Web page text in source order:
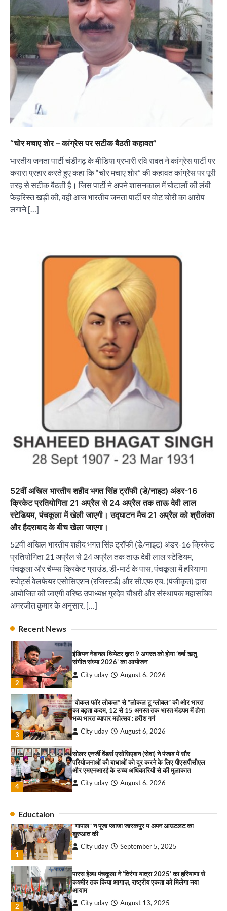
“चोर मचाए शोर – कांग्रेस पर सटीक बैठती कहावत”
भारतीय जनता पार्टी चंडीगढ़ के मीडिया प्रभारी रवि रावत ने कांग्रेस पार्टी पर
करारा प्रहार करते हुए कहा कि “चोर मचाए शोर” की कहावत कांग्रेस पर पूरी
तरह से सटीक बैठती है। जिस पार्टी ने अपने शासनकाल में घोटालों की लंबी
फेहरिस्त खड़ी की, वही आज भारतीय जनता पार्टी पर वोट चोरी का आरोप
लगाने […]
52वीं अखिल भारतीय शहीद भगत सिंह ट्रॉफी (डे/नाइट) अंडर-16
क्रिकेट प्रतियोगिता 21 अप्रैल से 24 अप्रैल तक ताऊ देवी लाल
स्टेडियम, पंचकूला में खेली जाएगी। उद्घाटन मैच 21 अप्रैल को श्रीलंका
और हैदराबाद के बीच खेला जाएगा।
52वीं अखिल भारतीय शहीद भगत सिंह ट्रॉफी (डे/नाइट) अंडर-16 क्रिकेट
प्रतियोगिता 21 अप्रैल से 24 अप्रैल तक ताऊ देवी लाल स्टेडियम,
पंचकूला और चैम्प्स क्रिकेट ग्राउंड, डी-मार्ट के पास, पंचकूला में हरियाणा
स्पोर्ट्स वेलफेयर एसोसिएशन (रजिस्टर्ड) और सी.एफ एच. (पंजीकृत) द्वारा
आयोजित की जाएगी वरिष्ठ उपाध्यक्ष गुरदेव चौधरी और संस्थापक महासचिव
अमरजीत कुमार के अनुसार, […]
Recent News
इंडियन नेशनल थियेटर द्वारा 9 अगस्त को होगा ‘वर्षा ऋतु
संगीत संध्या 2026’ का आयोजन
City uday August 6, 2026
3
“वोकल फॉर लोकल” से “लोकल टू ग्लोबल” की ओर भारत
का बढ़ता कदम, 12 से 15 अगस्त तक भारत मंडपम में होगा
भव्य भारत व्यापार महोत्सव : हरीश गर्ग
4
सोलर एनर्जी वेंडर्स एसोसिएशन (सेवा) ने पंजाब में सौर
परियोजनाओं की बाधाओं को दूर करने के लिए पीएसपीसीएल
और एमएनआरई के उच्च अधिकारियों से की मुलाकात
City uday August 6, 2026
सेंट कबीर पब्लिक स्कूल ने ‘पैनटोमैथिक्स’ नाम से ऑल
इंडिया इंटर-स्कूल क्विज़ चैंपियनशिप का सफल आयोजन
किया
City uday August 10, 2026
2
इंडियन नेशनल थियेटर द्वारा 9 अगस्त को होगा ‘वर्षा ऋतु
संगीत संध्या 2026’ का आयोजन
City uday August 6, 2026
3
“वोकल फॉर लोकल” से “लोकल टू ग्लोबल” की ओर भारत
का बढ़ता कदम, 12 से 15 अगस्त तक भारत मंडपम में होगा
भव्य भारत व्यापार महोत्सव : हरीश गर्ग
City uday August 6, 2026
4
सोलर एनर्जी वेंडर्स एसोसिएशन (सेवा) ने पंजाब में सौर
परियोजनाओं की बाधाओं को दूर करने के लिए पीएसपीसीएल
और एमएनआरई के उच्च अधिकारियों से की मुलाकात
City uday August 6, 2026
इंडिया इंटर-स्कूल क्विज़ चैंपियनशिप का सफल आयोजन
City uday
2
इंडियन नेशनल थियेटर द्वारा 9 अगस्त को होगा ‘वर्षा ऋतु
संगीत संध्या 2026’ का आयोजन
City uday August 6, 2026
Eductaion
2
कश्मीर तक किया आगाज़, राष्ट्रीय एकता को मिलेगा नया
आयाम
City uday August 13, 2025
सरकारी आदर्श उच्च विद्यालय, सैक्टर 34-सी, चण्डीगढ़ में
कार्यक्रम आयोजित
City uday August 6, 2025
राहुल गाँधी ने खाई है वैश्विक मंच पर भारत को कमजोर करने
की कसम: देवशाली
City uday August 6, 2025
1
“गोपाल” ने पूजा प्लाजा जीरकपुर में अपने आउटलेट की
शुरुआत की
City uday September 5, 2025
2
पारस हेल्थ पंचकूला ने ‘तिरंगा यात्रा 2025’ का हरियाणा से
कश्मीर तक किया आगाज़, राष्ट्रीय एकता को मिलेगा नया
आयाम
City uday August 13, 2025